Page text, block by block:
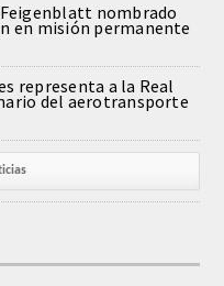
nombrado
en misión permanente
representa a la Real
del aerotransporte